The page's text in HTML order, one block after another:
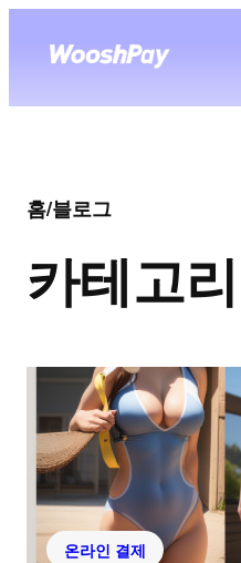
홈/블로그
카테고리
온라인 결제